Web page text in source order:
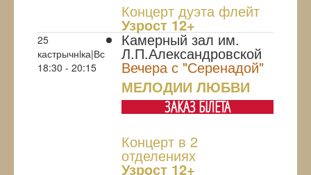
Концерт дуэта флейт
Узрoст 12+
25
кастрычнiка|Вс
18:30 - 20:15
Камерный зал им.
Л.П.Александровской
Вечера с "Серенадой"
МЕЛОДИИ ЛЮБВИ
ЗАКАЗ БIЛЕТА
Концерт в 2
отделениях
Узрoст 12+